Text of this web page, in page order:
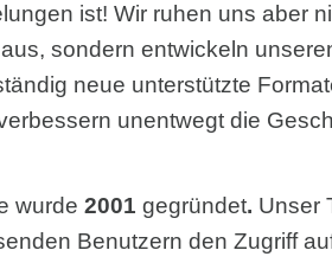
ist! Wir ruhen uns aber
sondern entwickeln
neue unterstützte
unentwegt die
wurde 2001 gegründet. Unser
Benutzern den Zugriff